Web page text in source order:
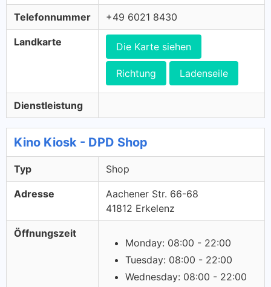
Telefonnummer +49 6021 8430
Landkarte Die Karte siehen
Richtung Ladenseile
Dienstleistung
Kino Kiosk - DPD Shop
Typ Shop
Adresse
Aachener Str. 66-68
41812 Erkelenz
Öffnungszeit
Monday: 08:00 - 22:00
Tuesday: 08:00 - 22:00
Wednesday: 08:00 - 22:00